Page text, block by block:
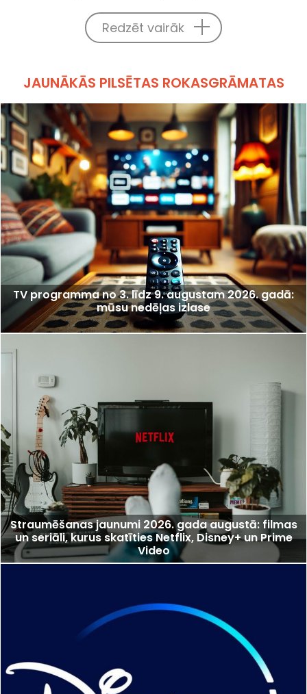
Redzēt vairāk
JAUNĀKĀS PILSĒTAS ROKASGRĀMATAS
TV programma no 3. līdz 9. augustam 2026. gadā:
mūsu nedēļas izlase
Straumēšanas jaunumi 2026. gada augustā: filmas
un seriāli, kurus skatīties Netflix, Disney+ un Prime
Video